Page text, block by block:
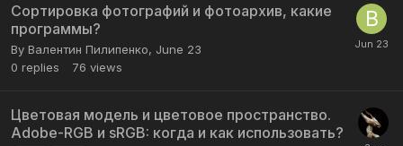
Сортировка фотографий и фотоархив, какие
программы?
By Валентин Пилипенко, June 23
0 replies 76 views
Цветовая модель и цветовое пространство.
Adobe-RGB и sRGB: когда и как использовать?